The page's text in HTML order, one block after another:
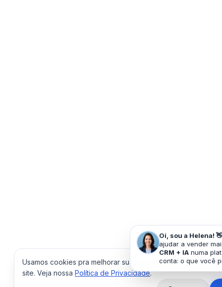
Oi, sou a Helena! 👋
ajudar a vender
CRM + IA numa
conta: o que você
Usamos cookies pra melhorar sua experiência e medir o
site. Veja nossa Política de Privacidade.